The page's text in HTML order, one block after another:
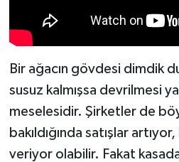
Bir ağacın gövdesi dimdik
susuz kalmışsa devrilmesi
meselesidir. Şirketler de
bakıldığında satışlar
veriyor olabilir. Fakat
Spor